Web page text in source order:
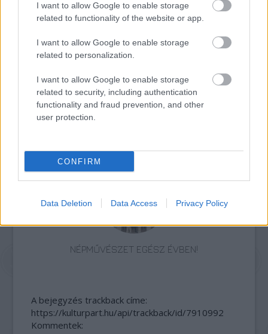
I want to allow Google to enable storage
related to functionality of the website or app.
I want to allow Google to enable storage
related to personalization.
I want to allow Google to enable storage
related to security, including authentication
functionality and fraud prevention, and other
user protection.
CONFIRM
Data Deletion Data Access Privacy Policy
ELSTARTOLT A MŰVÉSZETEK VÖLGYE
NÉPMŰVÉSZET EGÉSZ ÉVBEN!
A bejegyzés trackback címe:
https://kulturpart.hu/api/trackback/id/7910992
Kommentek: